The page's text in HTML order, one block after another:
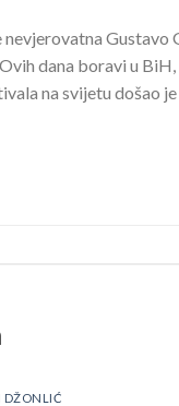
Gustavo
dana boravi u
na svijetu došao